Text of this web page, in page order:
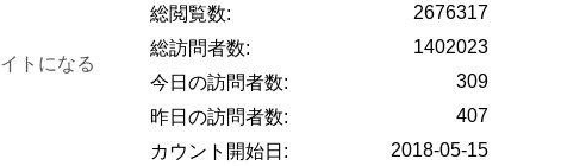
トになる
2676317
総閲覧数:
1402023
総訪問者数:
309
今日の訪問者数:
407
昨日の訪問者数:
2018-05-15
カウント開始日: